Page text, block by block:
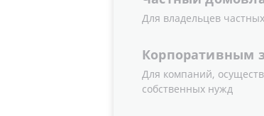
Для владельцев
Корпоративным
Для компаний,
собственных нужд
В-1»